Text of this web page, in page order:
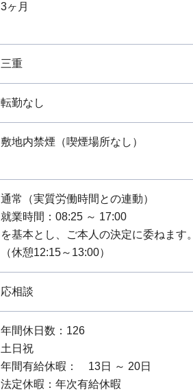
3ヶ月
三重
転勤なし
敷地内禁煙（喫煙場所なし）
通常（実質労働時間との連動）
就業時間：08:25 ～ 17:00
を基本とし、ご本人の決定に委ねます。
（休憩12:15～13:00）
応相談
年間休日数：126
土日祝
年間有給休暇： 13日 ～ 20日
法定休暇：年次有給休暇